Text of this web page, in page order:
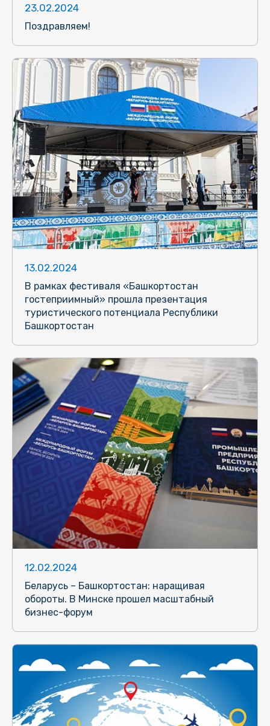
23.02.2024
Поздравляем!
13.02.2024
В рамках фестиваля «Башкортостан
гостеприимный» прошла презентация
туристического потенциала Республики
Башкортостан
12.02.2024
Беларусь – Башкортостан: наращивая
обороты. В Минске прошел масштабный
бизнес-форум